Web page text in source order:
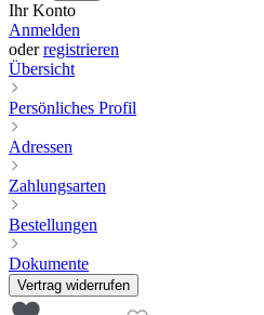
Ihr Konto
Anmelden
oderregistrieren
Übersicht
Persönliches Profil
Adressen
Zahlungsarten
Bestellungen
Dokumente
Vertrag widerrufen